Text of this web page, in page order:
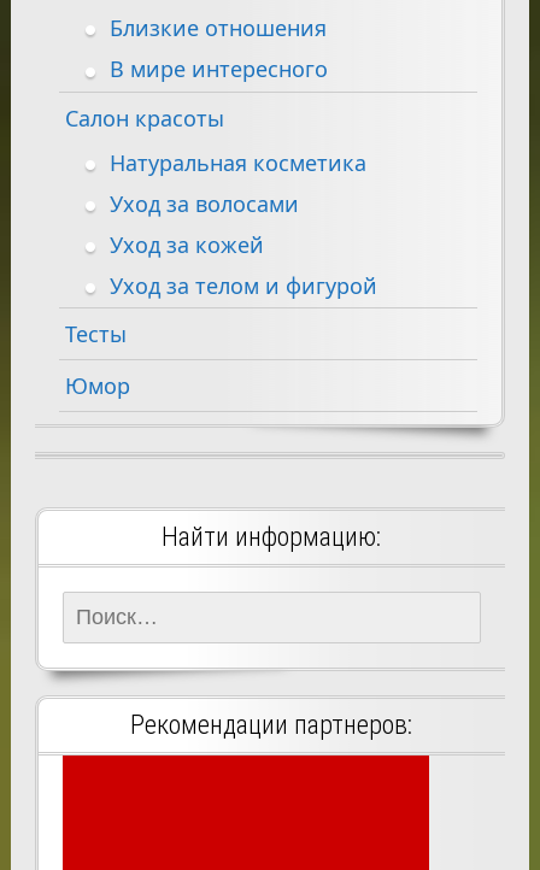
Близкие отношения
В мире интересного
Салон красоты
Натуральная косметика
Уход за волосами
Уход за кожей
Уход за телом и фигурой
Тесты
Юмор
Найти информацию:
Найти:
Рекомендации партнеров: